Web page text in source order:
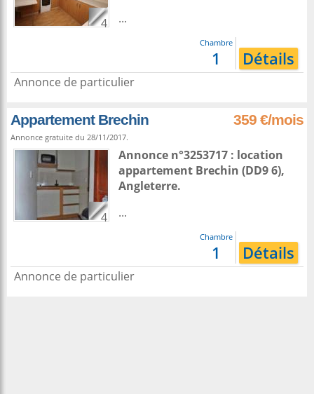
4
...
Chambre
1 Détails
Annonce de particulier
Appartement Brechin 359 €/mois
Annonce gratuite du 28/11/2017.
4
Annonce n°3253717 : location
appartement Brechin (DD9 6),
Angleterre.
...
Chambre
1 Détails
Annonce de particulier